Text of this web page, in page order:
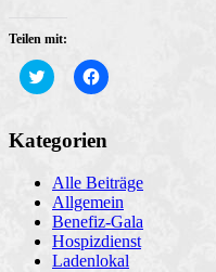
Teilen mit:
Klick,
um
teilen
(Wird
in
neuem
Fenster
geöffnet)
Klick,
um
teilen
in
neuem
Fenster
geöffnet)
Kategorien
Alle Beiträge
Allgemein
Benefiz-Gala
Hospizdienst
Ladenlokal